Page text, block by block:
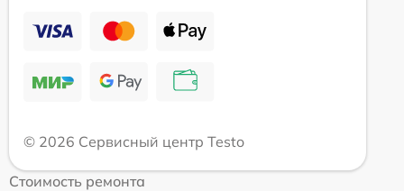
© 2026 Сервисный центр Testo
Стоимость ремонта